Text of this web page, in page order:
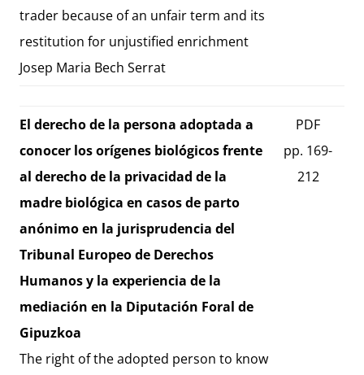
trader because of an unfair term and its
restitution for unjustified enrichment
Josep Maria Bech Serrat
El derecho de la persona adoptada a
conocer los orígenes biológicos frente
al derecho de la privacidad de la
madre biológica en casos de parto
anónimo en la jurisprudencia del
Tribunal Europeo de Derechos
Humanos y la experiencia de la
mediación en la Diputación Foral de
Gipuzkoa
The right of the adopted person to know
PDF
pp. 169-
212